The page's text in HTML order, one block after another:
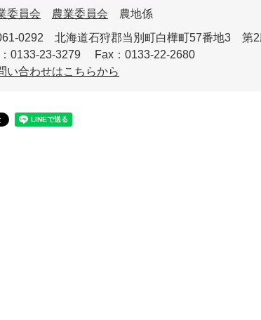
委員会
農業委員会
農地係
0292
北海道石狩郡当別町白樺町57番地3 第2
0133-23-3279
Fax：0133-22-2680
い合わせはこちらから